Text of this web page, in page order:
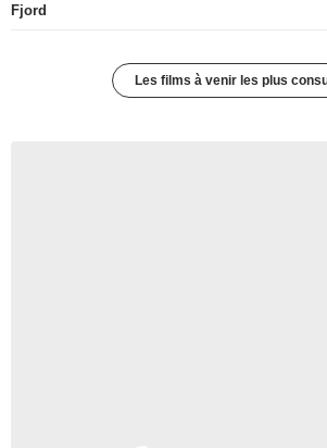
Fjord
Les films à venir les plus